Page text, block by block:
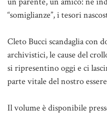
“somiglianze”, i tesori
Cleto Bucci scandaglia con
archivistici, le cause del
si ripresentino oggi e ci
parte vitale del nostro
Il volume è disponibile